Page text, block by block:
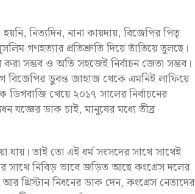
নিত্যদিন, নানা কায়দায়, বিজেপির পিতৃ
গণহত্যার প্রতিশ্রুতি দিয়ে তাঁতিয়ে তুলছে।
সম্ভব ও অতি সহজেই নির্বাচন জেতা সম্ভব।
বিজেপির ডুবন্ত জাহাজ থেকে এমনিই লাফিয়ে
ডিগবাজি খেয়ে ২০১৭ সালের নির্বাচনের
ডাক চাই, মানুষের মধ্যে তীব্র
যায়। তাই তো এই ধর্ম সংসদের সাথে সাথেই
সাথে নিবিড় ভাবে জড়িত আছে কংগ্রেস দলের
নিধনের ডাক দেন, কংগ্রেস নেতাদের